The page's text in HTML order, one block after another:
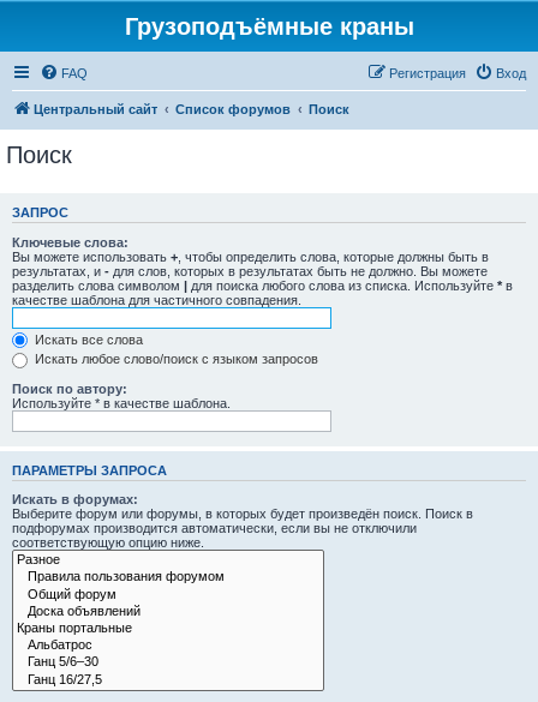
Грузоподъёмные краны
FAQ Вход
Регистрация
Центральный сайт Список форумов Поиск
Поиск
ЗАПРОС
Ключевые слова:
Вы можете использовать + , чтобы определить слова, которые должны быть в
результатах, и - для слов, которых в результатах быть не должно. Вы можете
разделить слова символом | для поиска любого слова из списка. Используйте * в
качестве шаблона для частичного совпадения.
Искать все слова
Искать любое слово/поиск с языком запросов
Поиск по автору:
Используйте * в качестве шаблона.
ПАРАМЕТРЫ ЗАПРОСА
Искать в форумах:
Выберите форум или форумы, в которых будет произведён поиск. Поиск в
подфорумах производится автоматически, если вы не отключили
соответствующую опцию ниже.